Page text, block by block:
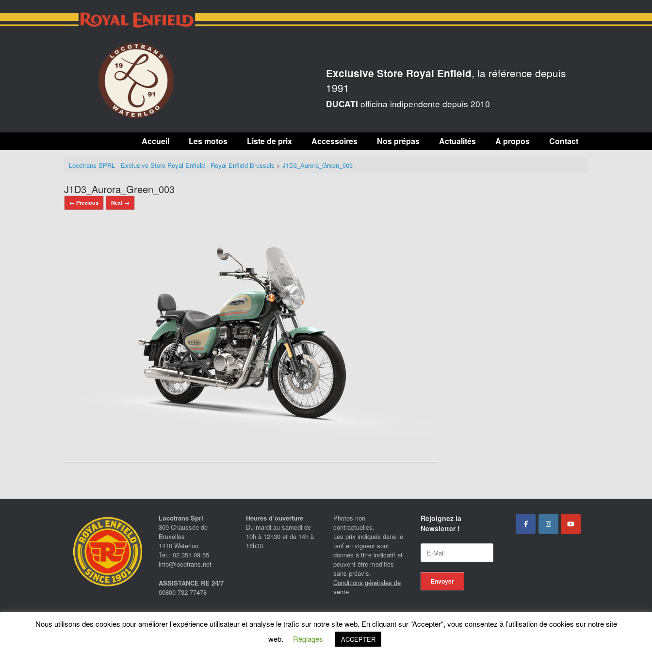
to
content
Exclusive Store Royal Enfield, la référence depuis
1991
DUCATI officina indipendente depuis 2010
Accueil Les motos Liste de prix Accessoires Nos prépas Actualités A propos Contact
Locotrans SPRL - Exclusive Store Royal Enfield - Royal Enfield Brussels > J1D3_Aurora_Green_003
J1D3_Aurora_Green_003
← Previous Next →
Locotrans Sprl
309 Chaussée de
Bruxelles
1410 Waterloo
Tel.: 02 351 09 55
info@locotrans.net
ASSISTANCE RE 24/7
00800 732 77478
Heures d’ouverture
Du mardi au samedi de
10h à 12h30 et de 14h à
18h30.
Photos non
contractuelles.
Les prix indiqués dans le
tarif en vigueur sont
donnés à titre indicatif et
peuvent être modifiés
sans préavis.
Conditions générales de
vente
Rejoignez la
Newsletter !
ASiteOrigin Theme
Nous utilisons des cookies pour améliorer l’expérience utilisateur et analyse le trafic sur notre site web. En cliquant sur “Accepter“, vous consentez à l’utilisation de cookies sur notre site
web.
Réglages ACCEPTER